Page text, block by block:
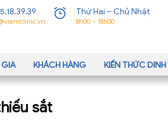
Thứ Hai – Chủ Nhật
8h00 – 18h00
KHÁCH HÀNG KIẾN THỨC
sắt